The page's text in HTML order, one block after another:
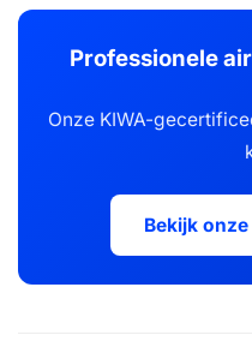
Professionele
Onze KIWA-
Bekijk